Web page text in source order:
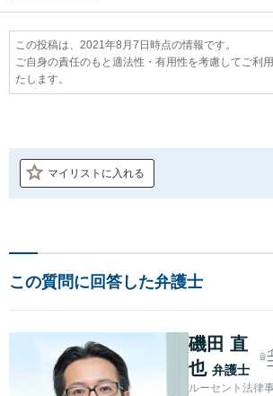
この投稿は、2021年8月7日時点の情報です。
ご自身の責任のもと適法性・有用性を考慮してご利
たします。
マイリストに入れる
この質問に回答した弁護士
磯田 直
也 弁護士
ルーセント法律